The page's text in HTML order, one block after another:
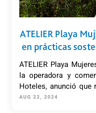
ATELIER Playa
en prácticas
Certified’
ATELIER Playa
la operadora y
Hoteles, anunció que
Certified que otorga
AUG 22, 2024